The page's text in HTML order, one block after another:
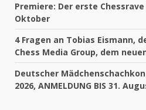
Premiere: Der erste
Oktober
4 Fragen an Tobias Eismann,
Chess Media Group, dem
Deutscher
2026, ANMELDUNG BIS 31.